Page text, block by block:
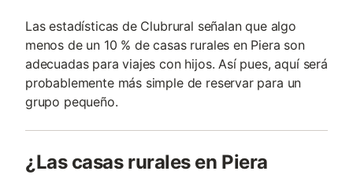
Las estadísticas de Clubrural señalan que algo
menos de un 10 % de casas rurales en Piera son
adecuadas para viajes con hijos. Así pues, aquí será
probablemente más simple de reservar para un
grupo pequeño.
¿Las casas rurales en Piera